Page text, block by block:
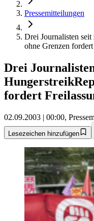
Pressemitteilungen
Drei Journalisten
ohne Grenzen
Drei
fordert
02.09.2003 | 00:00,
Lesezeichen hinzufügen